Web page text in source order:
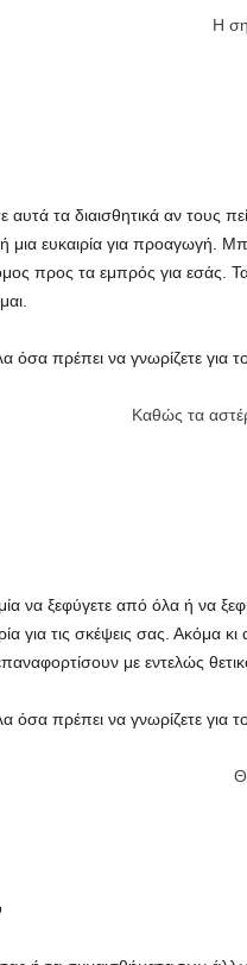
Η
αυτά τα διαισθητικά αν
μια ευκαιρία για προαγωγή.
προς τα εμπρός για
όσα πρέπει να γνωρίζετε για
Καθώς τα
να ξεφύγετε από όλα ή να
για τις σκέψεις σας.
με εντελώς
όσα πρέπει να γνωρίζετε για